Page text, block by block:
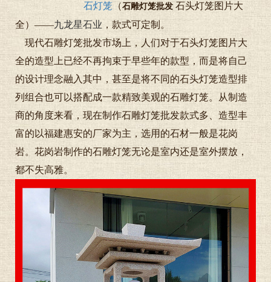
石灯笼 （石雕灯笼批发 石头灯笼图片大
全）——九龙星石业 ，款式可定制。
现代石雕灯笼批发市场上，人们对于石头灯笼图片大
全的造型上已经不再拘束于早些年的款型，而是将自己
的设计理念融入其中，甚至是将不同的石头灯笼造型排
列组合也可以搭配成一款精致美观的石雕灯笼。从制造
商的角度来看，现在制作石雕灯笼批发款式多、造型丰
富的以福建惠安的厂家为主，选用的石材一般是花岗
岩。花岗岩制作的石雕灯笼无论是室内还是室外摆放，
都不失高雅。